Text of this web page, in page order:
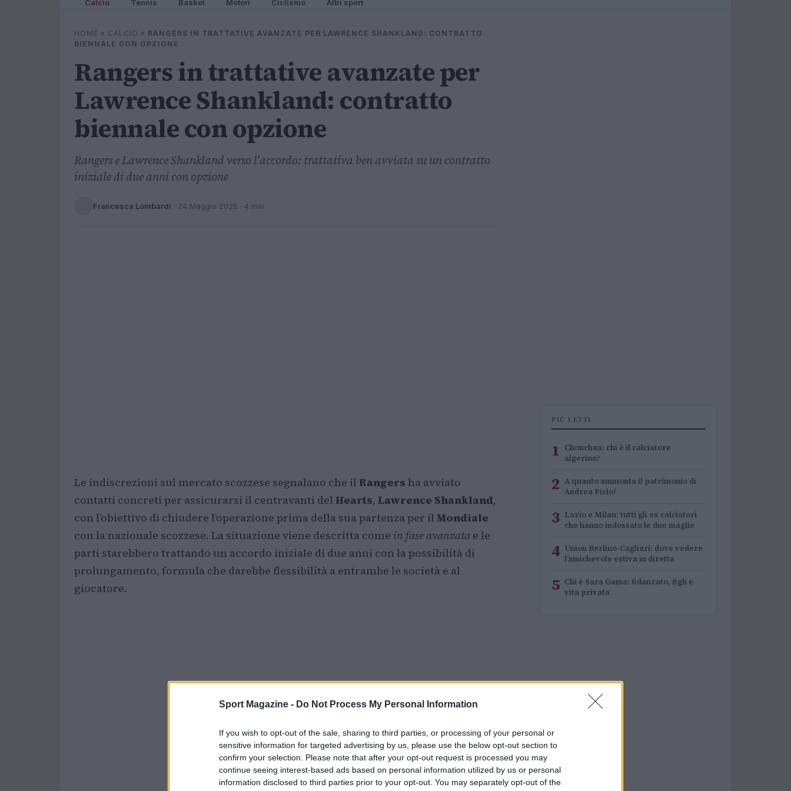
Sport Magazine - Do Not Process My Personal Information
If you wish to opt-out of the sale, sharing to third parties, or processing of your personal or
sensitive information for targeted advertising by us, please use the below opt-out section to
confirm your selection. Please note that after your opt-out request is processed you may
continue seeing interest-based ads based on personal information utilized by us or personal
information disclosed to third parties prior to your opt-out. You may separately opt-out of the
Calcio Tennis Basket Motori Ciclismo Altri sport
HOME » CALCIO » RANGERS IN TRATTATIVE AVANZATE PER LAWRENCE SHANKLAND: CONTRATTO
BIENNALE CON OPZIONE
Rangers in trattative avanzate per
Lawrence Shankland: contratto
biennale con opzione
Rangers e Lawrence Shankland verso l'accordo: trattativa ben avviata su un contratto
iniziale di due anni con opzione
Francesca Lombardi · 24 Maggio 2026 · 4 min
Le indiscrezioni sul mercato scozzese segnalano che il Rangers ha avviato
contatti concreti per assicurarsi il centravanti del Hearts, Lawrence Shankland,
con l’obiettivo di chiudere l’operazione prima della sua partenza per il Mondiale
con la nazionale scozzese. La situazione viene descritta come in fase avanzata e le
parti starebbero trattando un accordo iniziale di due anni con la possibilità di
prolungamento, formula che darebbe flessibilità a entrambe le società e al
giocatore.
PIÙ LETTI
1 Chouchaa: chi è il calciatore
algerino?
2 A quanto ammonta il patrimonio di
Andrea Pirlo?
3 Lazio e Milan: tutti gli ex calciatori
che hanno indossato le due maglie
4 Union Berlino-Cagliari: dove vedere
l’amichevole estiva in diretta
5 Chi è Sara Gama: fidanzato, figli e
vita privata